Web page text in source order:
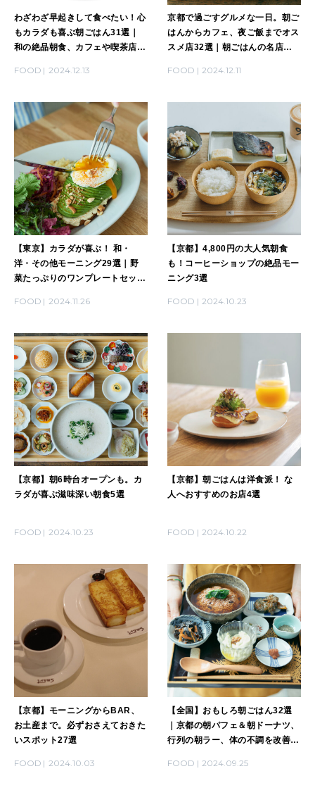
わざわざ早起きして食べたい！心
もカラダも喜ぶ朝ごはん31選｜
和の絶品朝食、カフェや喫茶店の
FOOD 2024.12.13
京都で過ごすグルメな一日。朝ご
はんからカフェ、夜ご飯までオス
スメ店32選｜朝ごはんの名店、
屋レストランなど
FOOD 2024.12.11
【東京】カラダが喜ぶ！ 和・
洋・その他モーニング29選｜野
菜たっぷりのワンプレートセッ
朝食、ほか
FOOD 2024.11.26
【京都】4,800円の大人気朝食
も！コーヒーショップの絶品モー
ニング3選
FOOD 2024.10.23
【京都】朝6時台オープンも。カ
ラダが喜ぶ滋味深い朝食5選
FOOD 2024.10.23
【京都】朝ごはんは洋食派！ な
人へおすすめのお店4選
FOOD 2024.10.22
【京都】モーニングからBAR、
お土産まで。必ずおさえておきた
いスポット27選
FOOD 2024.10.03
【全国】おもしろ朝ごはん32選
｜京都の朝パフェ＆朝ドーナツ、
行列の朝ラー、体の不調を改善
FOOD 2024.09.25